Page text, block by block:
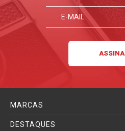
MARCAS
DESTAQUES